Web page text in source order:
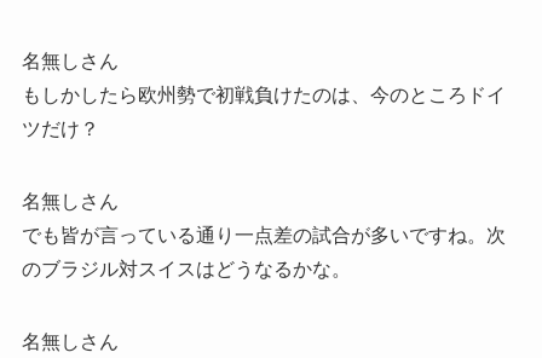
名無しさん
もしかしたら欧州勢で初戦負けたのは、今のところドイ
ツだけ？
名無しさん
でも皆が言っている通り一点差の試合が多いですね。次
のブラジル対スイスはどうなるかな。
名無しさん